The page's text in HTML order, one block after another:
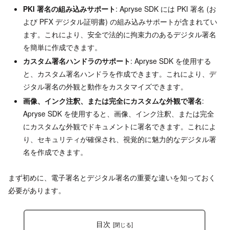
PKI 署名の組み込みサポート: Apryse SDK には PKI 署名 (お
よび PFX デジタル証明書) の組み込みサポートが含まれてい
ます。これにより、安全で法的に拘束力のあるデジタル署名
を簡単に作成できます。
カスタム署名ハンドラのサポート: Apryse SDK を使用する
と、カスタム署名ハンドラを作成できます。これにより、デ
ジタル署名の外観と動作をカスタマイズできます。
画像、インク注釈、または完全にカスタムな外観で署名:
Apryse SDK を使用すると、画像、インク注釈、または完全
にカスタムな外観でドキュメントに署名できます。これによ
り、セキュリティが確保され、視覚的に魅力的なデジタル署
名を作成できます。
まず初めに、電子署名とデジタル署名の重要な違いを知っておく
必要があります。
目次